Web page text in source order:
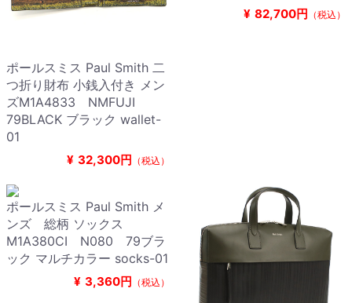
ポールスミス Paul Smith 二
つ折り財布 小銭入付き メン
ズM1A4833 NMFUJI
79BLACK ブラック wallet-
01
¥ 32,300円 （税込）
¥ 82,700円 （税込）
ポールスミス Paul Smith メ
ンズ 総柄 ソックス
M1A380CI N080 79ブラ
ック マルチカラー socks-01
¥ 3,360円 （税込）